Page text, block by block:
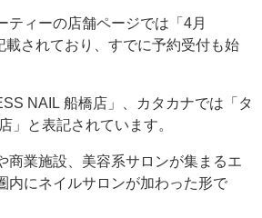
ティーの店舗ページでは「4月
載されており、すでに予約受付も始
NAIL 船橋店」、カタカナでは「タ
」と表記されています。
商業施設、美容系サロンが集まるエ
内にネイルサロンが加わった形で